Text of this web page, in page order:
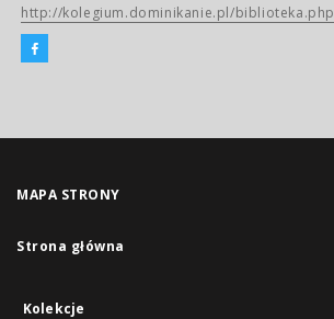
http://kolegium.dominikanie.pl/biblioteka.php
MAPA STRONY
Strona główna
Kolekcje